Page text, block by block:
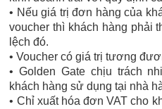
• Nếu giá trị đơn hàng của
voucher thì khách hàng phải
lệch đó.
• Voucher có giá trị tương
• Golden Gate chịu trách
khách hàng sử dụng tại nhà
• Chỉ xuất hóa đơn VAT cho